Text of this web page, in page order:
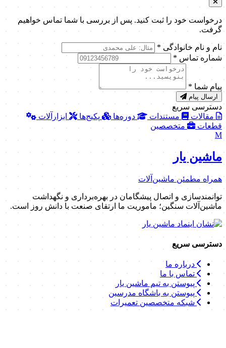
درخواست خود را ثبت کنید. پس از بررسی با شما تماس خواهیم
گرفت.
نام و نام خانوادگی *
شماره تماس *
پیام شما *
ارسال پیام
دسترسی سریع
مقالات
مستندات دوره‌ها پکیج‌ها
ابزارآلات
قطعات
متخصصین
M
ماشین یار
همراه مطمئن ماشین‌آلات
توانمندسازی و اتصال پیشگامان در بهره‌برداری و نگهداشت
ماشین‌آلات سنگین؛ ماموریت ما ارتقای صنعت با دانش روز است.
دسترسی سریع
درباره ما
تماس با ما
پیوستن به تیم ماشین یار
پیوستن به باشگاه مدرسین
شبکه متخصصین تعمیرات